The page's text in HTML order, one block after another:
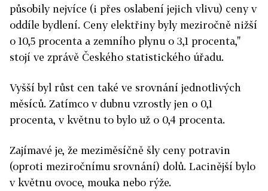
působily nejvíce (i přes oslabení jejich vlivu) ceny v
oddíle bydlení. Ceny elektřiny byly meziročně nižší
o 10,5 procenta a zemního plynu o 3,1 procenta,"
stojí ve zprávě Českého statistického úřadu.
Vyšší byl růst cen také ve srovnání jednotlivých
měsíců. Zatímco v dubnu vzrostly jen o 0,1
procenta, v květnu to bylo už o 0,4 procenta.
Zajímavé je, že meziměsíčně šly ceny potravin
(oproti meziročnímu srovnání) dolů. Lacinější bylo
v květnu ovoce, mouka nebo rýže.